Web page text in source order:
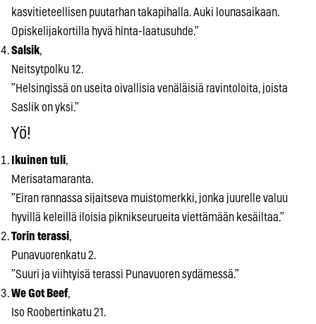
kasvitieteellisen puutarhan takapihalla. Auki lounasaikaan.
Opiskelijakortilla hyvä hinta-laatusuhde.”
Salsik,
Neitsytpolku 12.
”Helsingissä on useita oivallisia venäläisiä ravintoloita, joista
Saslik on yksi.”
Yö!
Ikuinen tuli,
Merisatamaranta.
”Eiran rannassa sijaitseva muistomerkki, jonka juurelle valuu
hyvillä keleillä iloisia piknikseurueita viettämään kesäiltaa.”
Torin terassi,
Punavuorenkatu 2.
”Suuri ja viihtyisä terassi Punavuoren sydämessä.”
We Got Beef,
Iso Roobertinkatu 21.